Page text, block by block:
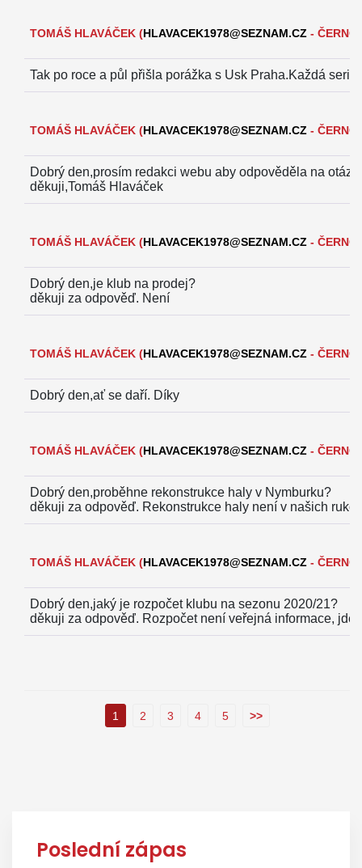
TOMÁŠ HLAVÁČEK (HLAVACEK1978@SEZNAM.CZ -
Tak po roce a půl přišla porážka s Usk Praha.Každá
TOMÁŠ HLAVÁČEK (HLAVACEK1978@SEZNAM.CZ -
Dobrý den,prosím redakci webu aby odpověděla na
děkuji,Tomáš Hlaváček
TOMÁŠ HLAVÁČEK (HLAVACEK1978@SEZNAM.CZ -
Dobrý den,je klub na prodej?
děkuji za odpověď. Není
TOMÁŠ HLAVÁČEK (HLAVACEK1978@SEZNAM.CZ -
Dobrý den,ať se daří. Díky
TOMÁŠ HLAVÁČEK (HLAVACEK1978@SEZNAM.CZ -
Dobrý den,proběhne rekonstrukce haly v Nymburku?
děkuji za odpověď. Rekonstrukce haly není v našich
TOMÁŠ HLAVÁČEK (HLAVACEK1978@SEZNAM.CZ -
Dobrý den,jaký je rozpočet klubu na sezonu 2020/21?
děkuji za odpověď. Rozpočet není veřejná informace,
1 2 3 4 5 >>
Poslední zápas